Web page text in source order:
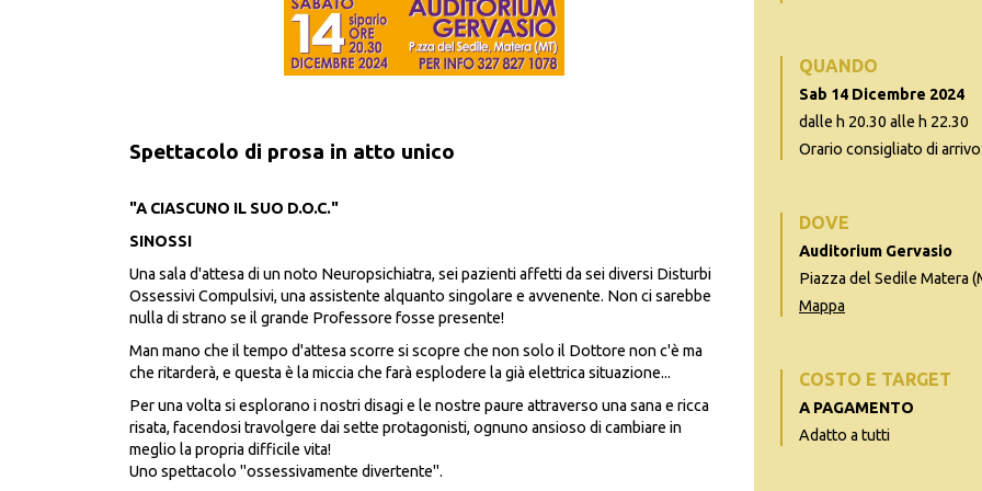
Spettacolo di prosa in atto unico
"A CIASCUNO IL SUO D.O.C."
SINOSSI
Una sala d'attesa di un noto Neuropsichiatra, sei pazienti affetti da sei diversi Disturbi
Ossessivi Compulsivi, una assistente alquanto singolare e avvenente. Non ci sarebbe
nulla di strano se il grande Professore fosse presente!
Man mano che il tempo d'attesa scorre si scopre che non solo il Dottore non c'è ma
che ritarderà, e questa è la miccia che farà esplodere la già elettrica situazione...
Per una volta si esplorano i nostri disagi e le nostre paure attraverso una sana e ricca
risata, facendosi travolgere dai sette protagonisti, ognuno ansioso di cambiare in
meglio la propria difficile vita!
Uno spettacolo "ossessivamente divertente".
QUANDO
Sab 14 Dicembre 2024
dalle h 20.30 alle h 22.30
Orario consigliato di
DOVE
Auditorium Gervasio
Piazza del Sedile Matera
Mappa
COSTO E TARGET
A PAGAMENTO
Adatto a tutti